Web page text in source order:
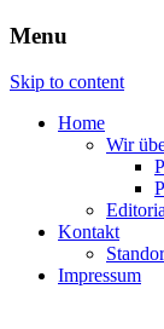
atech.de
Menu
Skip to content
Home
Wir
Kontakt
Impressum